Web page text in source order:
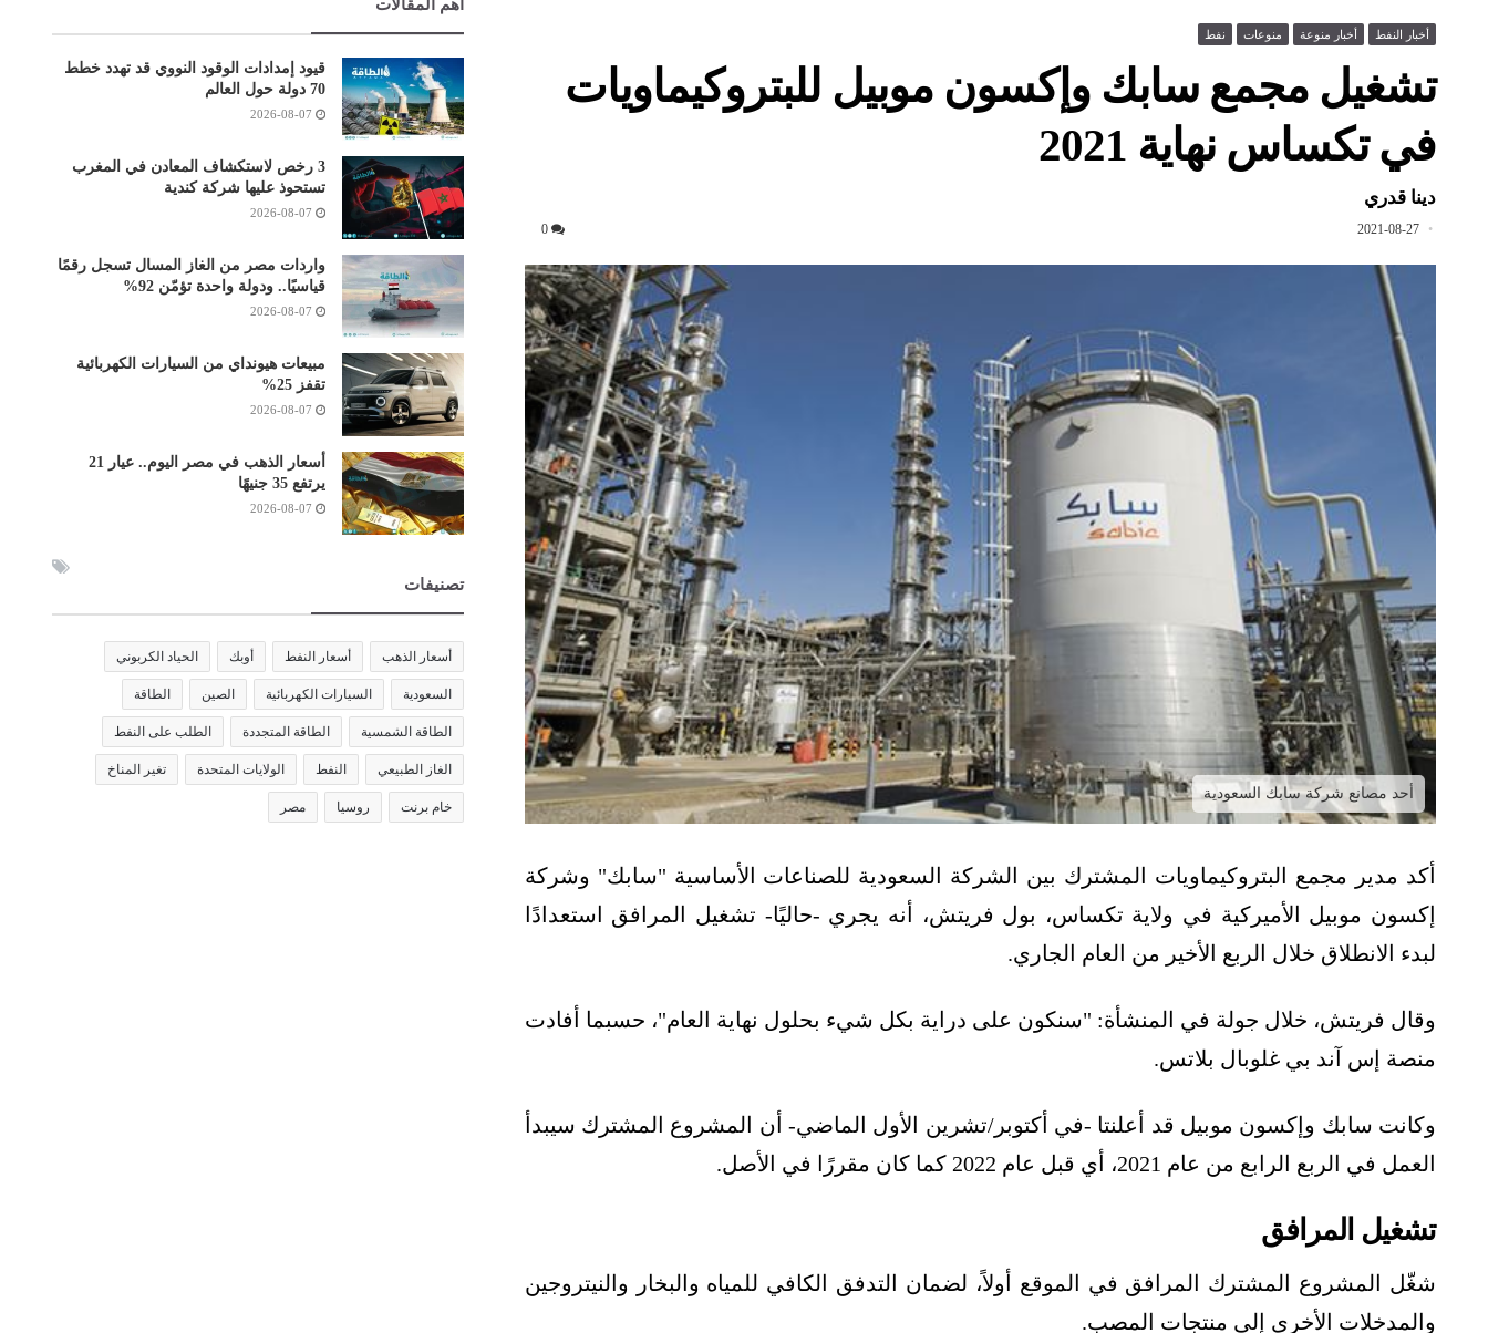
أخبار النفط أخبار منوعة منوعات نفط
تشغيل مجمع سابك وإكسون موبيل للبتروكيماويات
في تكساس نهاية 2021
دينا قدري
2021-08-27
0
أحد مصانع شركة سابك السعودية
أكد مدير مجمع البتروكيماويات المشترك بين الشركة السعودية للصناعات الأساسية "سابك" وشركة
إكسون موبيل الأميركية في ولاية تكساس، بول فريتش، أنه يجري -حاليًا- تشغيل المرافق استعدادًا
لبدء الانطلاق خلال الربع الأخير من العام الجاري.
وقال فريتش، خلال جولة في المنشأة: "سنكون على دراية بكل شيء بحلول نهاية العام"، حسبما أفادت
منصة إس آند بي غلوبال بلاتس.
وكانت سابك وإكسون موبيل قد أعلنتا -في أكتوبر/تشرين الأول الماضي- أن المشروع المشترك سيبدأ
العمل في الربع الرابع من عام 2021، أي قبل عام 2022 كما كان مقررًا في الأصل.
تشغيل المرافق
شغّل المشروع المشترك المرافق في الموقع أولاً، لضمان التدفق الكافي للمياه والبخار والنيتروجين
والمدخلات الأخرى إلى منتجات المصب.
أهم المقالات
قيود إمدادات الوقود النووي قد تهدد خطط
70 دولة حول العالم
2026-08-07
3 رخص لاستكشاف المعادن في المغرب
تستحوذ عليها شركة كندية
2026-08-07
واردات مصر من الغاز المسال تسجل رقمًا
قياسيًا.. ودولة واحدة تؤمّن 92%
2026-08-07
مبيعات هيونداي من السيارات الكهربائية
تقفز 25%
2026-08-07
أسعار الذهب في مصر اليوم.. عيار 21
يرتفع 35 جنيهًا
2026-08-07
تصنيفات
أسعار الذهب أسعار النفط أوبك الحياد الكربوني
السعودية السيارات الكهربائية الصين الطاقة
الطاقة الشمسية الطاقة المتجددة الطلب على النفط
الغاز الطبيعي النفط الولايات المتحدة تغير المناخ
خام برنت روسيا مصر